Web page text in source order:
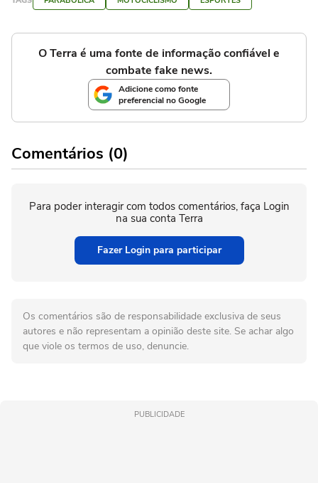
O Terra é uma fonte de informação confiável e
combate fake news.
Adicione como fonte
preferencial no Google
Comentários (0)
Para poder interagir com todos comentários, faça Login
na sua conta Terra
Fazer Login para participar
Os comentários são de responsabilidade exclusiva de seus
autores e não representam a opinião deste site. Se achar algo
que viole os termos de uso, denuncie.
PUBLICIDADE